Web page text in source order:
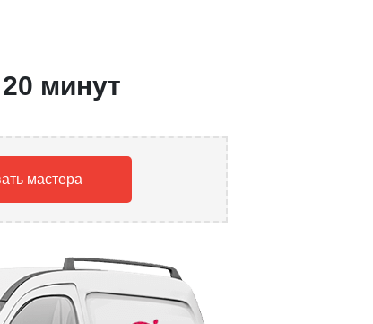
минут
мастера